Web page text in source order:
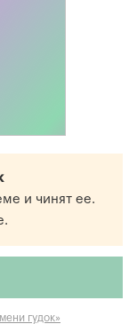
и чинят ее.
гудок»